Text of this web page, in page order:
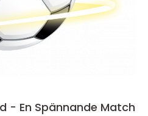
- En Spännande Match